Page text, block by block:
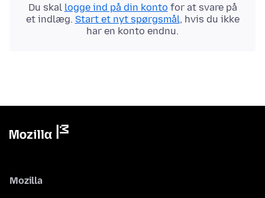
Du skal logge ind på din konto for at svare på
et indlæg. Start et nyt spørgsmål, hvis du ikke
har en konto endnu.
Mozilla